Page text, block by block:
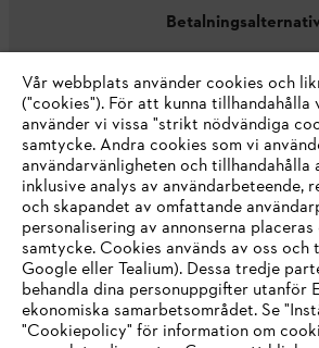
Företaget
STIHL FAQ
Vår webbplats använder cookies och
("cookies"). För att kunna tillhandahålla
använder vi vissa "strikt nödvändiga
samtycke. Andra cookies som vi
användarvänligheten och tillhandahålla
inklusive analys av användarbeteende,
och skapandet av omfattande
personalisering av annonserna
samtycke. Cookies används av oss
Google eller Tealium). Dessa tredje
behandla dina personuppgifter utanför
ekonomiska samarbetsområdet. Se
"Cookiepolicy" för information om